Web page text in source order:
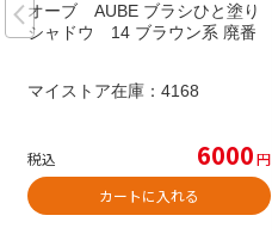
オーブ AUBE ブラシひと塗り
シャドウ 14 ブラウン系 廃番
マイストア在庫： 4168
税込 6000円
カートに入れる